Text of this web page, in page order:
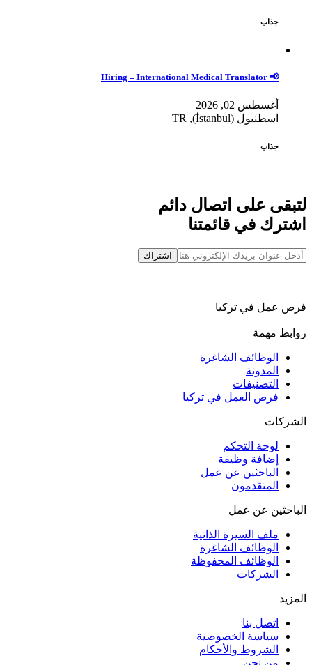
جذاب
📢 Hiring – International Medical Translator
أغسطس 02, 2026
اسطنبول (İstanbul), TR
جذاب
لتبقى على اتصال دائم
اشترك في قائمتنا
اشتراك
فرص عمل في تركيا
روابط مهمة
الوظائف الشاغرة
المدونة
التصنيفات
فرص العمل في تركيا
الشركات
لوحة التحكم
إضافة وظيفة
الباحثين عن عمل
المتقدمون
الباحثين عن عمل
ملف السيرة الذاتية
الوظائف الشاغرة
الوظائف المحفوظة
الشركات
المزيد
اتصل بنا
سياسة الخصوصية
الشروط والأحكام
من نحن